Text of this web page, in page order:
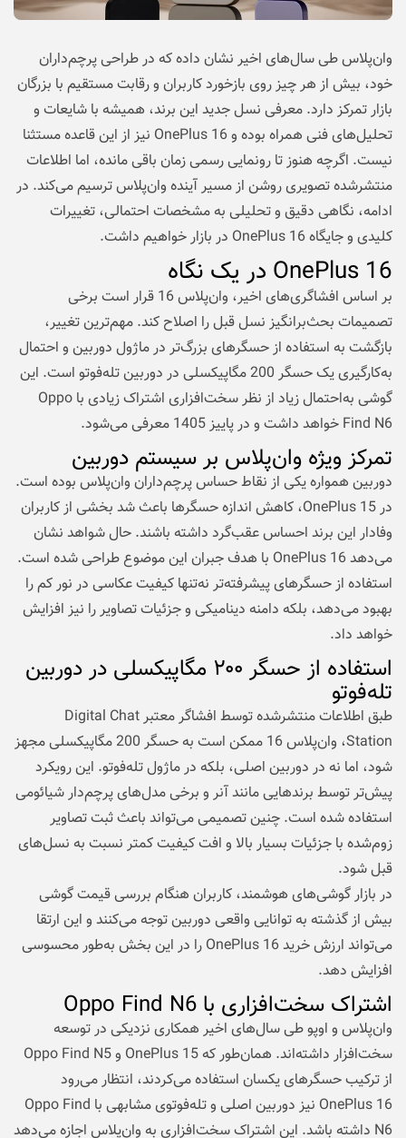
وان‌پلاس طی سال‌های اخیر نشان داده که در طراحی پرچم‌داران
خود، بیش از هر چیز روی بازخورد کاربران و رقابت مستقیم با بزرگان
بازار تمرکز دارد. معرفی نسل جدید این برند، همیشه با شایعات و
تحلیل‌های فنی همراه بوده و OnePlus 16 نیز از این قاعده مستثنا
نیست. اگرچه هنوز تا رونمایی رسمی زمان باقی مانده، اما اطلاعات
منتشرشده تصویری روشن از مسیر آینده وان‌پلاس ترسیم می‌کند. در
ادامه، نگاهی دقیق و تحلیلی به مشخصات احتمالی، تغییرات
کلیدی و جایگاه OnePlus 16 در بازار خواهیم داشت.
OnePlus 16 در یک نگاه
بر اساس افشاگری‌های اخیر، وان‌پلاس 16 قرار است برخی
تصمیمات بحث‌برانگیز نسل قبل را اصلاح کند. مهم‌ترین تغییر،
بازگشت به استفاده از حسگرهای بزرگ‌تر در ماژول دوربین و احتمال
به‌کارگیری یک حسگر 200 مگاپیکسلی در دوربین تله‌فوتو است. این
گوشی به‌احتمال زیاد از نظر سخت‌افزاری اشتراک زیادی با Oppo
Find N6 خواهد داشت و در پاییز 1405 معرفی می‌شود.
تمرکز ویژه وان‌پلاس بر سیستم دوربین
دوربین همواره یکی از نقاط حساس پرچم‌داران وان‌پلاس بوده است.
در OnePlus 15، کاهش اندازه حسگرها باعث شد بخشی از کاربران
وفادار این برند احساس عقب‌گرد داشته باشند. حال شواهد نشان
می‌دهد OnePlus 16 با هدف جبران این موضوع طراحی شده است.
استفاده از حسگرهای پیشرفته‌تر نه‌تنها کیفیت عکاسی در نور کم را
بهبود می‌دهد، بلکه دامنه دینامیکی و جزئیات تصاویر را نیز افزایش
خواهد داد.
استفاده از حسگر ۲۰۰ مگاپیکسلی در دوربین
تله‌فوتو
طبق اطلاعات منتشرشده توسط افشاگر معتبر Digital Chat
Station، وان‌پلاس 16 ممکن است به حسگر 200 مگاپیکسلی مجهز
شود، اما نه در دوربین اصلی، بلکه در ماژول تله‌فوتو. این رویکرد
پیش‌تر توسط برندهایی مانند آنر و برخی مدل‌های پرچم‌دار شیائومی
استفاده شده است. چنین تصمیمی می‌تواند باعث ثبت تصاویر
زوم‌شده با جزئیات بسیار بالا و افت کیفیت کمتر نسبت به نسل‌های
قبل شود.
در بازار گوشی‌های هوشمند، کاربران هنگام بررسی قیمت گوشی
بیش از گذشته به توانایی واقعی دوربین توجه می‌کنند و این ارتقا
می‌تواند ارزش خرید OnePlus 16 را در این بخش به‌طور محسوسی
افزایش دهد.
اشتراک سخت‌افزاری با Oppo Find N6
وان‌پلاس و اوپو طی سال‌های اخیر همکاری نزدیکی در توسعه
سخت‌افزار داشته‌اند. همان‌طور که OnePlus 15 و Oppo Find N5
از ترکیب حسگرهای یکسان استفاده می‌کردند، انتظار می‌رود
OnePlus 16 نیز دوربین اصلی و تله‌فوتوی مشابهی با Oppo Find
N6 داشته باشد. این اشتراک سخت‌افزاری به وان‌پلاس اجازه می‌دهد